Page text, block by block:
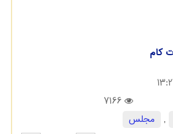
كام
7166
,
مجلس